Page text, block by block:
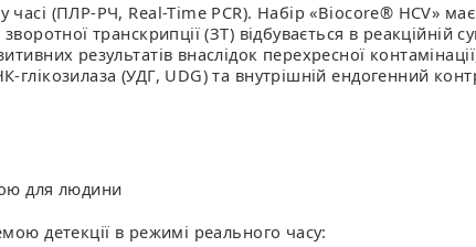
(ПЛР-РЧ, Real-Time PCR). Набір «Biocore® HCV»
транскрипції (ЗТ) відбувається в реакційній
результатів внаслідок перехресної
(УДГ, UDG) та внутрішній ендогенний
для людини
детекції в режимі реального часу: